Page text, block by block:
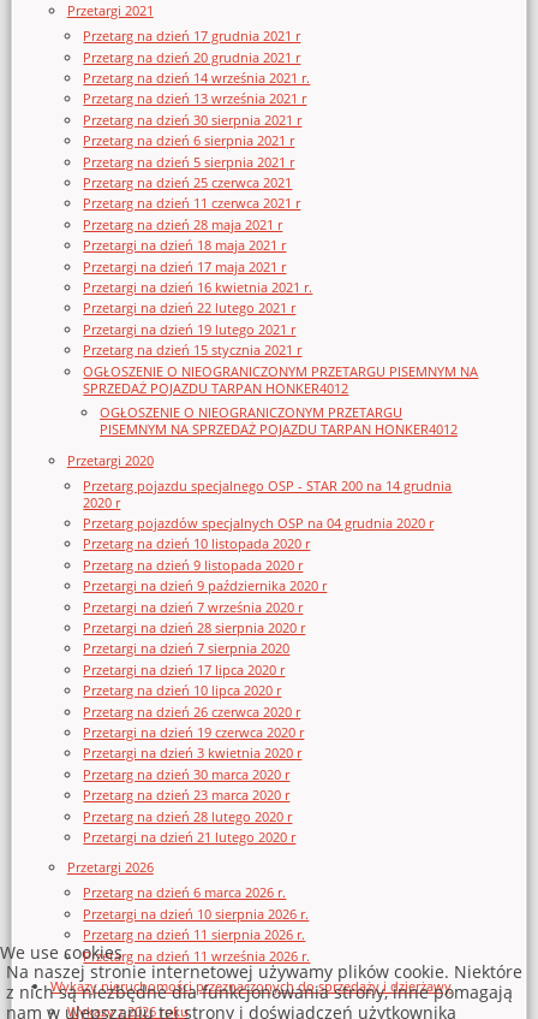
Przetargi 2021
Przetarg na dzień 17 grudnia 2021 r
Przetarg na dzień 20 grudnia 2021 r
Przetarg na dzień 14 września 2021 r.
Przetarg na dzień 13 września 2021 r
Przetarg na dzień 30 sierpnia 2021 r
Przetarg na dzień 6 sierpnia 2021 r
Przetarg na dzień 5 sierpnia 2021 r
Przetarg na dzień 25 czerwca 2021
Przetarg na dzień 11 czerwca 2021 r
Przetarg na dzień 28 maja 2021 r
Przetargi na dzień 18 maja 2021 r
Przetargi na dzień 17 maja 2021 r
Przetargi na dzień 16 kwietnia 2021 r.
Przetargi na dzień 22 lutego 2021 r
Przetargi na dzień 19 lutego 2021 r
Przetarg na dzień 15 stycznia 2021 r
OGŁOSZENIE O NIEOGRANICZONYM PRZETARGU PISEMNYM NA
SPRZEDAŻ POJAZDU TARPAN HONKER4012
OGŁOSZENIE O NIEOGRANICZONYM PRZETARGU
PISEMNYM NA SPRZEDAŻ POJAZDU TARPAN HONKER4012
Przetargi 2020
Przetarg pojazdu specjalnego OSP - STAR 200 na 14 grudnia
2020 r
Przetarg pojazdów specjalnych OSP na 04 grudnia 2020 r
Przetarg na dzień 10 listopada 2020 r
Przetarg na dzień 9 listopada 2020 r
Przetargi na dzień 9 października 2020 r
Przetargi na dzień 7 września 2020 r
Przetargi na dzień 28 sierpnia 2020 r
Przetargi na dzień 7 sierpnia 2020
Przetargi na dzień 17 lipca 2020 r
Przetarg na dzień 10 lipca 2020 r
Przetarg na dzień 26 czerwca 2020 r
Przetargi na dzień 19 czerwca 2020 r
Przetargi na dzień 3 kwietnia 2020 r
Przetarg na dzień 30 marca 2020 r
Przetarg na dzień 23 marca 2020 r
Przetarg na dzień 28 lutego 2020 r
Przetargi na dzień 21 lutego 2020 r
Przetargi 2026
Przetarg na dzień 6 marca 2026 r.
Przetargi na dzień 10 sierpnia 2026 r.
Przetarg na dzień 11 sierpnia 2026 r.
Przetarg na dzień 11 września 2026 r.
Wykazy nieruchomości przeznaczonych do sprzedaży i dzierżawy
Wykazy z 2026 roku
We use cookies
Na naszej stronie internetowej używamy plików cookie. Niektóre
z nich są niezbędne dla funkcjonowania strony, inne pomagają
nam w ulepszaniu tej strony i doświadczeń użytkownika